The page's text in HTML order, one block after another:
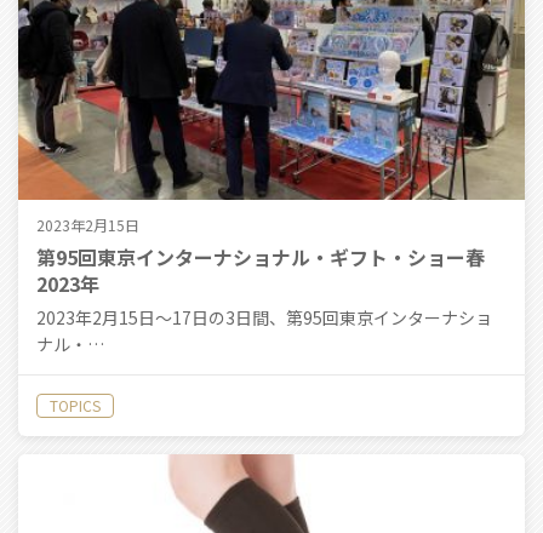
2023年2月15日
第95回東京インターナショナル・ギフト・ショー春
2023年
2023年2月15日〜17日の3日間、第95回東京インターナショ
ナル・…
TOPICS